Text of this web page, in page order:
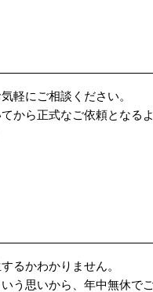
軽にご相談ください。
から正式なご依頼となる
るかわかりません。
う思いから、年中無休で